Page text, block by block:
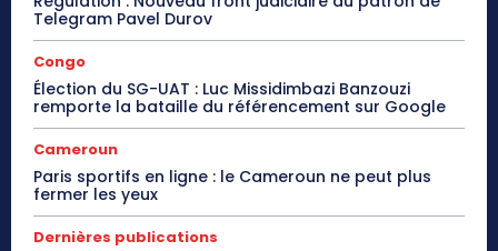
Telegram Pavel Durov
Congo
Élection du SG-UAT : Luc Missidimbazi Banzouzi
remporte la bataille du référencement sur Google
Cameroun
Paris sportifs en ligne : le Cameroun ne peut plus
fermer les yeux
Dernières publications